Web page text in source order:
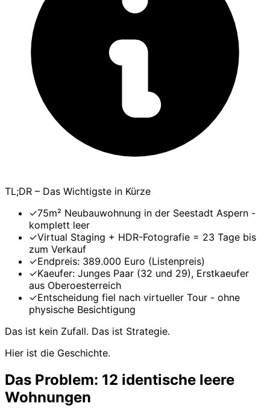
TL;DR – Das Wichtigste in Kürze
✓75m² Neubauwohnung in der Seestadt Aspern -
komplett leer
✓Virtual Staging + HDR-Fotografie = 23 Tage bis
zum Verkauf
✓Endpreis: 389.000 Euro (Listenpreis)
✓Kaeufer: Junges Paar (32 und 29), Erstkaeufer
aus Oberoesterreich
✓Entscheidung fiel nach virtueller Tour - ohne
physische Besichtigung
Das ist kein Zufall. Das ist Strategie.
Hier ist die Geschichte.
Das Problem: 12 identische leere
Wohnungen